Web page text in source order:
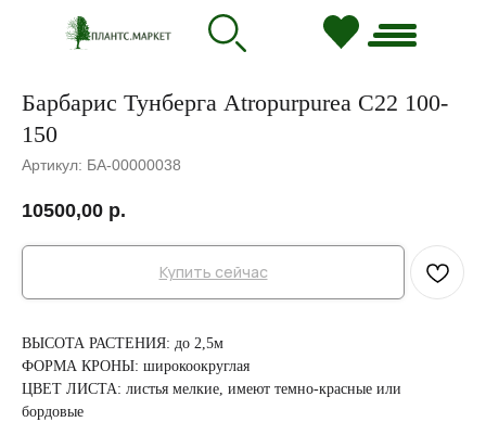
Барбарис Тунберга Atropurpurea С22 100-
150
Артикул: БА-00000038
10500,00 р.
Купить сейчас
ВЫСОТА РАСТЕНИЯ: до 2,5м
ФОРМА КРОНЫ: широкоокруглая
ЦВЕТ ЛИСТА: листья мелкие, имеют темно-красные или
бордовые